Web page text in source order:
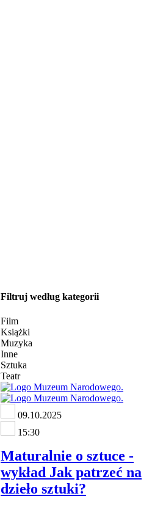
Filtruj według kategorii
Film
Książki
Muzyka
Inne
Sztuka
Teatr
09.10.2025
15:30
Maturalnie o sztuce -
wykład Jak patrzeć na
dzieło sztuki?